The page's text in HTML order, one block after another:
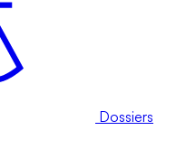
Dossiers